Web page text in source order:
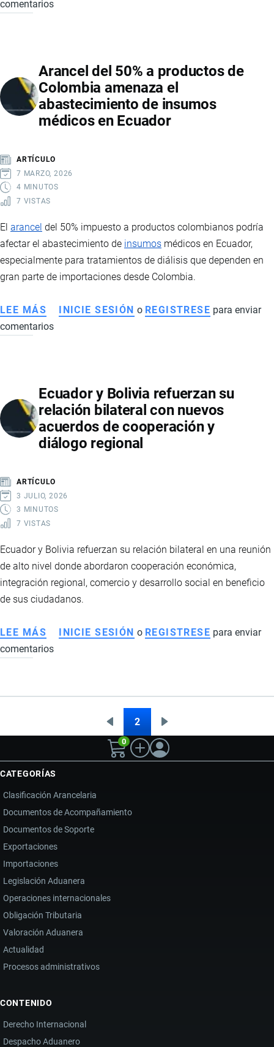
ECUADOR
DIPLOMÁTICA
EN
LA
ASAMBLEA
LA
OEA
2026
PANAMÁ
comentarios
Arancel del 50% a productos de
Colombia amenaza el
abastecimiento de insumos
médicos en Ecuador
ARTÍCULO
7 MARZO, 2026
4 MINUTOS
7 VISTAS
El arancel del 50% impuesto a productos colombianos podría
afectar el abastecimiento de insumos médicos en Ecuador,
especialmente para tratamientos de diálisis que dependen en
gran parte de importaciones desde Colombia.
LEE MÁS SOBRE
ARANCEL
PRODUCTOS
DE
COLOMBIA
AMENAZA
DE
INSUMOS
MÉDICOS
INICIE SESIÓN o REGISTRESE para enviar
comentarios
Ecuador y Bolivia refuerzan su
relación bilateral con nuevos
acuerdos de cooperación y
diálogo regional
ARTÍCULO
3 JULIO, 2026
3 MINUTOS
7 VISTAS
Ecuador y Bolivia refuerzan su relación bilateral en una reunión
de alto nivel donde abordaron cooperación económica,
integración regional, comercio y desarrollo social en beneficio
de sus ciudadanos.
LEE MÁS SOBRE
ECUADOR
REFUERZAN
CON
ACUERDOS
DE
COOPERACIÓN
Y
DIÁLOGO
REGIONAL
INICIE SESIÓN o REGISTRESE para enviar
comentarios
Página
anterior
2
página
0
CATEGORÍAS
Clasificación Arancelaria
Documentos de Acompañamiento
Documentos de Soporte
Exportaciones
Importaciones
Legislación Aduanera
Operaciones internacionales
Obligación Tributaria
Valoración Aduanera
Actualidad
Procesos administrativos
CONTENIDO
Derecho Internacional
Despacho Aduanero